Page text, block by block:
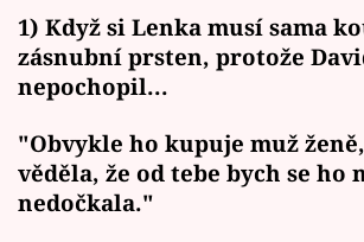
1) Když si Lenka musí sama
zásnubní prsten, protože
nepochopil...
"Obvykle ho kupuje muž
věděla, že od tebe bych se ho
nedočkala."